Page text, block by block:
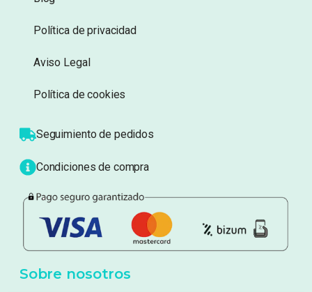
Información
Atención al cliente
Blog
Política de privacidad
Aviso Legal